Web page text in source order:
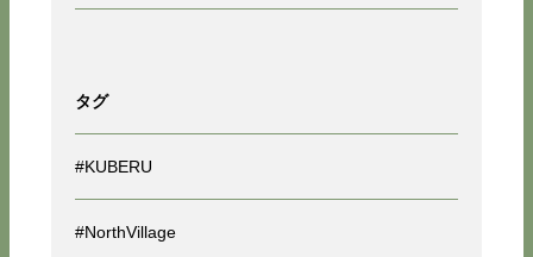
タグ
#KUBERU
#NorthVillage